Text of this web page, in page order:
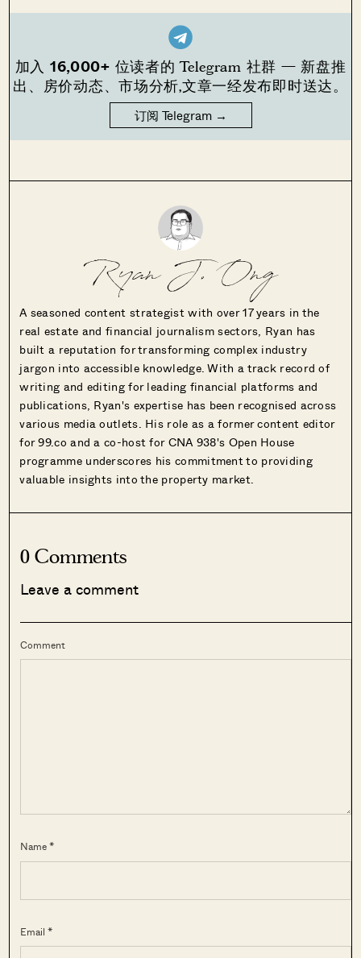
加入 16,000+ 位读者的 Telegram 社群 — 新盘推
出、房价动态、市场分析,文章一经发布即时送达。
订阅 Telegram →
Ryan J. Ong
A seasoned content strategist with over 17 years in the
real estate and financial journalism sectors, Ryan has
built a reputation for transforming complex industry
jargon into accessible knowledge. With a track record of
writing and editing for leading financial platforms and
publications, Ryan's expertise has been recognised across
various media outlets. His role as a former content editor
for 99.co and a co-host for CNA 938's Open House
programme underscores his commitment to providing
valuable insights into the property market.
0 Comments
Leave a comment
Comment
Name *
Email *